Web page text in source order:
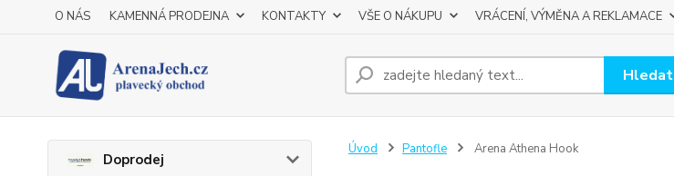
O NÁS KAMENNÁ PRODEJNA KONTAKTY VŠE O NÁKUPU VRÁCENÍ, VÝMĚNA A REKLAMACE
Hledat
Doprodej
Úvod Pantofle Arena Athena Hook